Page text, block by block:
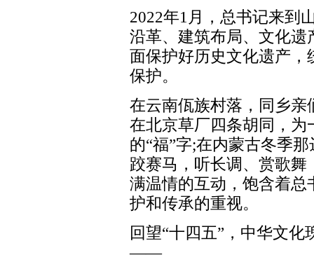
2022年1月，总书记来到
沿革、建筑布局、文化
面保护好历史文化遗产
保护。
在云南佤族村落，同乡
在北京草厂四条胡同，
的“福”字;在内蒙古冬季
跤赛马，听长调、赏歌
满温情的互动，饱含着
护和传承的重视。
回望“十四五”，中华文
——